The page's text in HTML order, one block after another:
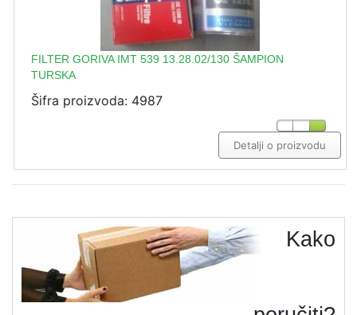
FILTER GORIVA IMT 539 13.28.02/130 ŠAMPION
TURSKA
Šifra proizvoda: 4987
Detalji o proizvodu
Kako